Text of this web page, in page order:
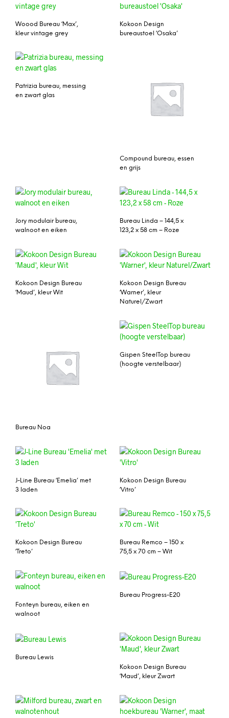
Woood Bureau ‘Max’,
kleur vintage grey
Kokoon Design
bureaustoel ‘Osaka’
Patrizia bureau, messing
en zwart glas
Compound bureau, essen
en grijs
Jory modulair bureau,
walnoot en eiken
Bureau Linda – 144,5 x
123,2 x 58 cm – Roze
Kokoon Design Bureau
‘Maud’, kleur Wit
Kokoon Design Bureau
‘Warner’, kleur
Naturel/Zwart
Bureau Noa
Gispen SteelTop bureau
(hoogte verstelbaar)
J-Line Bureau ‘Emelia’ met
3 laden
Kokoon Design Bureau
‘Vitro’
Kokoon Design Bureau
‘Treto’
Bureau Remco – 150 x
75,5 x 70 cm – Wit
Fonteyn bureau, eiken en
walnoot
Bureau Progress-E20
Bureau Lewis
Kokoon Design Bureau
‘Maud’, kleur Zwart